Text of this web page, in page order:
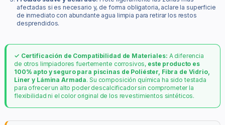
afectadas si es necesario y, de forma obligatoria, aclare la superficie
de inmediato con abundante agua limpia para retirar los restos
desprendidos.
✓ Certificación de Compatibilidad de Materiales: A diferencia
de otros limpiadores fuertemente corrosivos, este producto es
100% apto y seguro para piscinas de Poliéster, Fibra de Vidrio,
Liner y Lámina Armada. Su composición química ha sido testada
para ofrecer un alto poder descalcificador sin comprometer la
flexibilidad ni el color original de los revestimientos sintéticos.